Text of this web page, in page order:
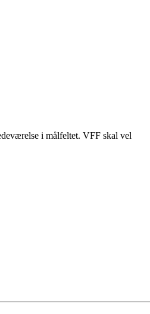
i målfeltet. VFF skal vel